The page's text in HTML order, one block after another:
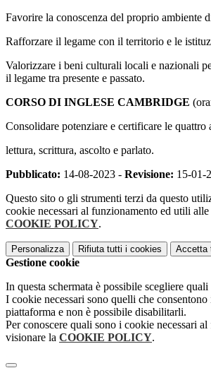
Favorire la conoscenza del proprio ambiente
Rafforzare il legame con il territorio e le
Valorizzare i beni culturali locali e nazionali
il legame tra presente e passato.
CORSO DI INGLESE CAMBRIDGE
Consolidare potenziare e certificare le
lettura, scrittura, ascolto e parlato.
Pubblicato: 14-08-2023 - Revisione: 15-01-
Questo sito o gli strumenti terzi da questo
cookie necessari al funzionamento ed utili
COOKIE POLICY.
Personalizza Rifiuta tutti i cookies Accetta
Gestione cookie
In questa schermata è possibile scegliere
I cookie necessari sono quelli che
piattaforma e non è possibile disabilitarli.
Per conoscere quali sono i cookie necessari
visionare la COOKIE POLICY.